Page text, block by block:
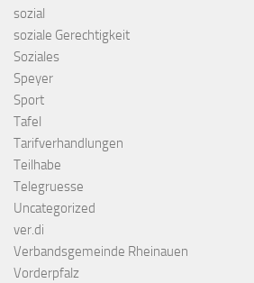
sozial
soziale Gerechtigkeit
Soziales
Speyer
Sport
Tafel
Tarifverhandlungen
Teilhabe
Telegruesse
Uncategorized
ver.di
Verbandsgemeinde Rheinauen
Vorderpfalz